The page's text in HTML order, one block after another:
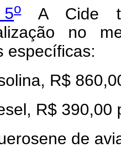
oA Cide
no
específicas:
R$
R$ 390,00
de